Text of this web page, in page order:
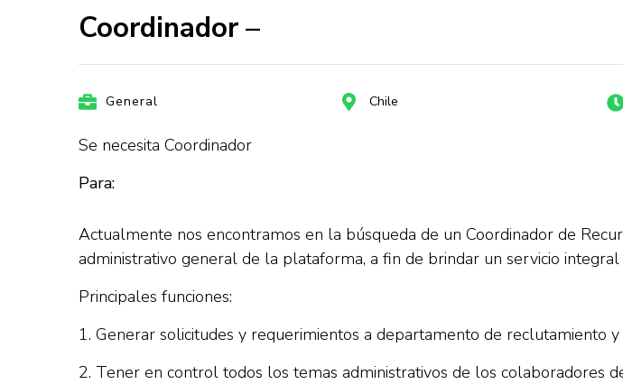
Coordinador –
General Chile
Se necesita Coordinador
Para:
Actualmente nos encontramos en la búsqueda de un Coordinador de
administrativo general de la plataforma, a fin de brindar un servicio
Principales funciones:
1. Generar solicitudes y requerimientos a departamento de reclutamiento
2. Tener en control todos los temas administrativos de los colaboradores